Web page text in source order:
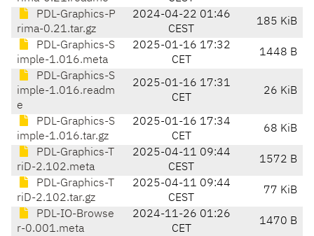
PDL-Graphics-P
rima-0.21.tar.gz
2024-04-22 01:46
CEST
185 KiB
PDL-Graphics-S
imple-1.016.meta
2025-01-16 17:32
CET
1448 B
PDL-Graphics-S
imple-1.016.readm
e
2025-01-16 17:31
CET
26 KiB
PDL-Graphics-S
imple-1.016.tar.gz
2025-01-16 17:34
CET
68 KiB
PDL-Graphics-T
riD-2.102.meta
2025-04-11 09:44
CEST
1572 B
PDL-Graphics-T
riD-2.102.tar.gz
2025-04-11 09:44
CEST
77 KiB
PDL-IO-Browse
r-0.001.meta
2024-11-26 01:26
CET
1470 B